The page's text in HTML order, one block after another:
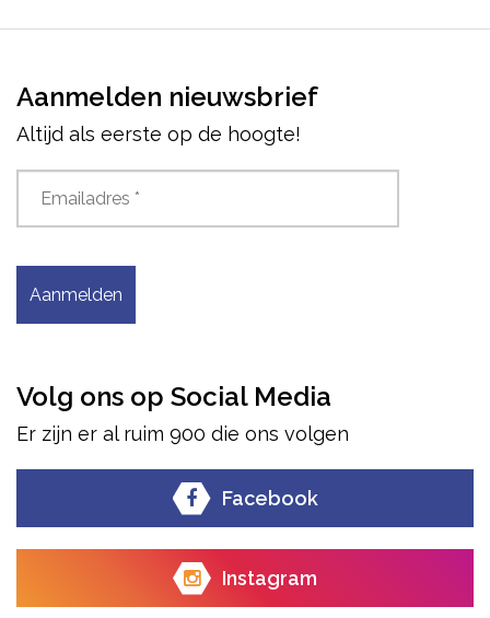
Aanmelden nieuwsbrief
Altijd als eerste op de hoogte!
Aanmelden
Volg ons op Social Media
Er zijn er al ruim 900 die ons volgen
Facebook
Instagram